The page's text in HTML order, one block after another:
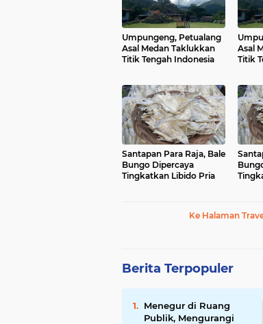
Umpungeng, Petualang
Asal Medan Taklukkan
Titik Tengah Indonesia
Asal
Titik
Santapan Para Raja, Bale
Bungo Dipercaya
Tingkatkan Libido Pria
Ke Halaman
Berita Terpopuler
Menegur di Ruang
Publik, Mengurangi